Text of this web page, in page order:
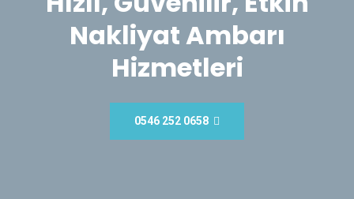
Nakliyat Ambarı
Hizmetleri
0546 252 0658